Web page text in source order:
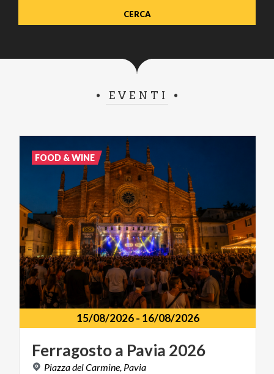
EVENTI
15/08/2026- 16/08/2026
Ferragostoa Pavia 2026
PiazzadelCarmine, Pavia
FOOD & WINE